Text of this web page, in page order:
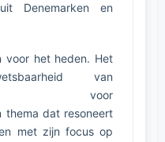
Denemarken en
voor het heden. Het
van
voor
thema dat resoneert
met zijn focus op